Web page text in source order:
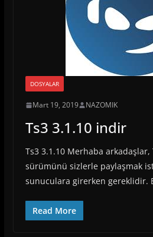
DOSYALAR
Mart 19, 2019 NAZOMIK
Ts3 3.1.10 indir
Ts3 3.1.10 Merhaba arkadaşlar,
sürümünü sizlerle paylaşmak
sunuculara girerken gereklidir.
Read More